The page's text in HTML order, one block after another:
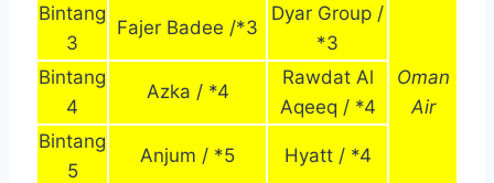
Bintang
3
Fajer Badee /*3
Dyar Group /
*3
Oman
Air
Bintang
4
Azka / *4
Rawdat Al
Aqeeq / *4
Bintang
5
Anjum / *5 Hyatt / *4